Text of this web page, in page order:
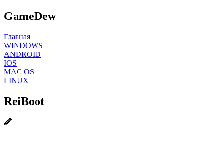
GameDew
Главная
WINDOWS
ANDROID
IOS
MAC OS
LINUX
ReiBoot